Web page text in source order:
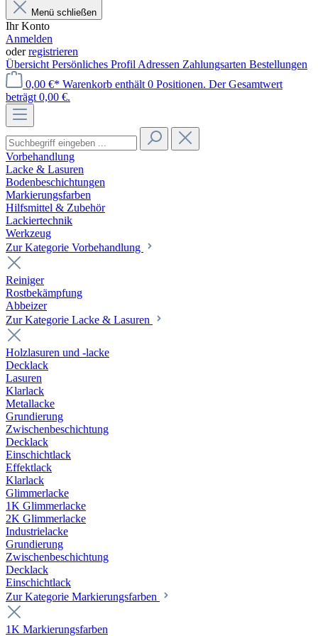
Menü schließen
Ihr Konto
Anmelden
oderregistrieren
Übersicht Persönliches Profil Adressen Zahlungsarten Bestellungen
0,00 €* Warenkorb enthält 0 Positionen. Der Gesamtwert
beträgt 0,00 €.
Vorbehandlung
Lacke & Lasuren
Bodenbeschichtungen
Markierungsfarben
Hilfsmittel & Zubehör
Lackiertechnik
Werkzeug
Zur Kategorie Vorbehandlung
Reiniger
Rostbekämpfung
Abbeizer
Zur Kategorie Lacke & Lasuren
Holzlasuren und -lacke
Decklack
Lasuren
Klarlack
Metallacke
Grundierung
Zwischenbeschichtung
Decklack
Einschichtlack
Effektlack
Klarlack
Glimmerlacke
1K Glimmerlacke
2K Glimmerlacke
Industrielacke
Grundierung
Zwischenbeschichtung
Decklack
Einschichtlack
Zur Kategorie Markierungsfarben
1K Markierungsfarben